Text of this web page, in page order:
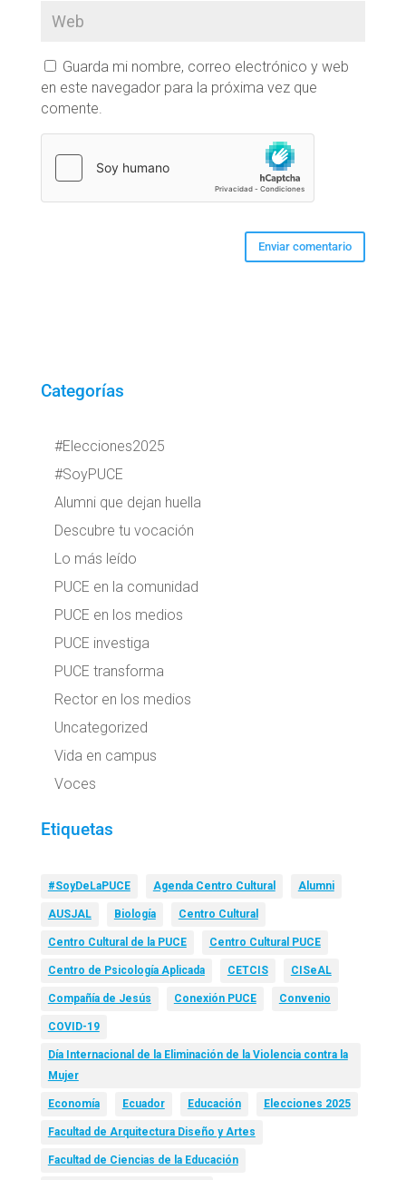
Guarda mi nombre, correo electrónico y web
en este navegador para la próxima vez que
comente.
Categorías
#Elecciones2025
#SoyPUCE
Alumni que dejan huella
Descubre tu vocación
Lo más leído
PUCE en la comunidad
PUCE en los medios
PUCE investiga
PUCE transforma
Rector en los medios
Uncategorized
Vida en campus
Voces
Etiquetas
#SoyDeLaPUCE Agenda Centro Cultural Alumni
AUSJAL Biología Centro Cultural
Centro Cultural de la PUCE Centro Cultural PUCE
Centro de Psicología Aplicada CETCIS CISeAL
Compañía de Jesús Conexión PUCE Convenio
COVID-19
Día Internacional de la Eliminación de la Violencia contra la
Mujer
Economía Ecuador Educación Elecciones 2025
Facultad de Arquitectura Diseño y Artes
Facultad de Ciencias de la Educación